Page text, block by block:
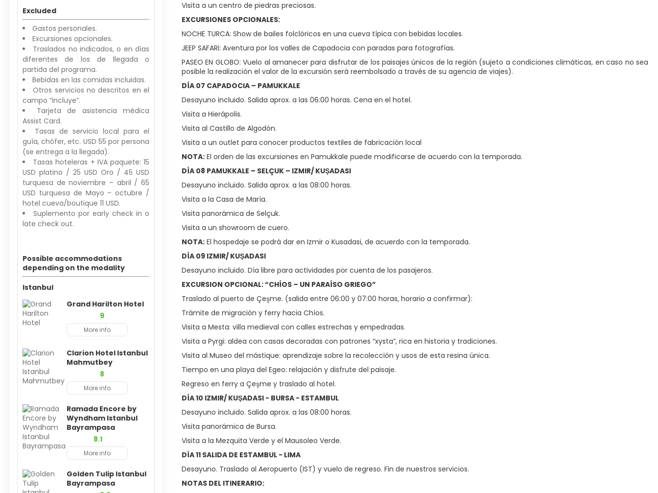
Visita a un centro de piedras preciosas.
EXCURSIONES OPCIONALES:
NOCHE TURCA: Show de bailes folclóricos en una cueva típica con bebidas locales.
JEEP SAFARI: Aventura por los valles de Capadocia con paradas para fotografías.
PASEO EN GLOBO: Vuelo al amanecer para disfrutar de los paisajes únicos de la región (sujeto a condiciones climáticas, en caso no sea
posible la realización el valor de la excursión será reembolsado a través de su agencia de viajes).
DÍA 07 CAPADOCIA – PAMUKKALE
Desayuno incluido. Salida aprox. a las 06:00 horas. Cena en el hotel.
Visita a Hierápolis.
Visita al Castillo de Algodón.
Visita a un outlet para conocer productos textiles de fabricación local
NOTA: El orden de las excursiones en Pamukkale puede modificarse de acuerdo con la temporada.
DÍA 08 PAMUKKALE – SELÇUK – IZMIR/ KUŞADASI
Desayuno incluido. Salida aprox. a las 08:00 horas.
Visita a la Casa de María.
Visita panorámica de Selçuk.
Visita a un showroom de cuero.
NOTA: El hospedaje se podrá dar en Izmir o Kusadasi, de acuerdo con la temporada.
DÍA 09 IZMIR/ KUŞADASI
Desayuno incluido. Día libre para actividades por cuenta de los pasajeros.
EXCURSION OPCIONAL: “CHÍOS – UN PARAÍSO GRIEGO”
Traslado al puerto de Çeşme. (salida entre 06:00 y 07:00 horas, horario a confirmar):
Trámite de migración y ferry hacia Chíos.
Visita a Mesta: villa medieval con calles estrechas y empedradas.
Visita a Pyrgi: aldea con casas decoradas con patrones “xysta”, rica en historia y tradiciones.
Visita al Museo del mástique: aprendizaje sobre la recolección y usos de esta resina única.
Tiempo en una playa del Egeo: relajación y disfrute del paisaje.
Regreso en ferry a Çeşme y traslado al hotel.
DÍA 10 IZMIR/ KUŞADASI - BURSA - ESTAMBUL
Desayuno incluido. Salida aprox. a las 08:00 horas.
Visita panorámica de Bursa.
Visita a la Mezquita Verde y el Mausoleo Verde.
DÍA 11 SALIDA DE ESTAMBUL - LIMA
Desayuno. Traslado al Aeropuerto (IST) y vuelo de regreso. Fin de nuestros servicios.
NOTAS DEL ITINERARIO:
Excluded
Gastos personales.
Excursiones opcionales.
Traslados no indicados, o en días
diferentes de los de llegada o
partida del programa.
Bebidas en las comidas incluidas.
Otros servicios no descritos en el
campo “incluye”.
Tarjeta de asistencia médica
Assist Card.
Tasas de servicio local para el
guía, chófer, etc. USD 55 por persona
(se entrega a la llegada).
Tasas hoteleras + IVA paquete: 15
USD platino / 25 USD Oro / 45 USD
turquesa de noviembre – abril / 65
USD turquesa de Mayo – octubre /
hotel cueva/boutique 11 USD.
Suplemento por early check in o
late check out.
Possible accommodations
depending on the modality
Istanbul
Grand Harilton Hotel
9
More info
Clarion Hotel Istanbul
Mahmutbey
8
More info
Ramada Encore by
Wyndham Istanbul
Bayrampasa
8.1
More info
Golden Tulip Istanbul
Bayrampasa